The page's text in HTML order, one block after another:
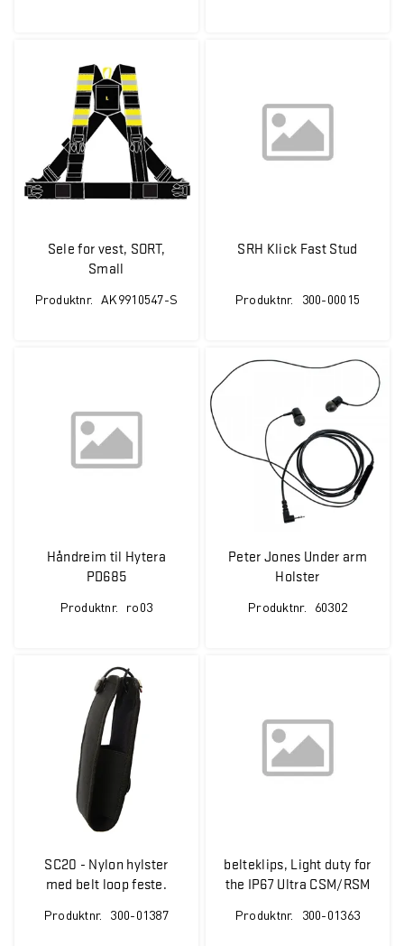
Sele for vest, SORT,
Small
Produktnr. AK9910547-S
SRH Klick Fast Stud
Produktnr. 300-00015
Håndreim til Hytera
PD685
Produktnr. ro03
Peter Jones Under arm
Holster
Produktnr. 60302
SC20 - Nylon hylster
med belt loop feste.
Produktnr. 300-01387
belteklips, Light duty for
the IP67 Ultra CSM/RSM
Produktnr. 300-01363